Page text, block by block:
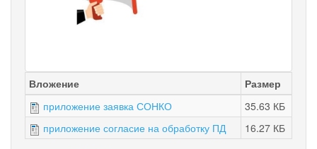
Вложение
Размер
приложение заявка СОНКО
35.63 КБ
приложение согласие на обработку ПД
16.27 КБ